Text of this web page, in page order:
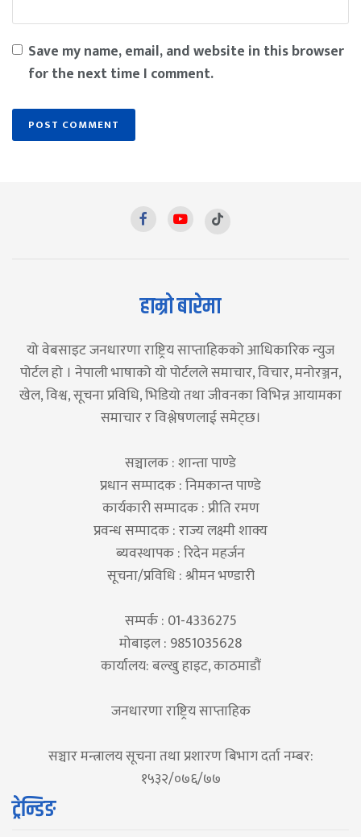
Save my name, email, and website in this browser
for the next time I comment.
हाम्रो बारेमा
यो वेबसाइट जनधारणा राष्ट्रिय साप्ताहिकको आधिकारिक न्युज
पोर्टल हो । नेपाली भाषाको यो पोर्टलले समाचार, विचार, मनोरञ्जन,
खेल, विश्व, सूचना प्रविधि, भिडियो तथा जीवनका विभिन्न आयामका
समाचार र विश्लेषणलाई समेट्छ।
सञ्चालक : शान्ता पाण्डे
प्रधान सम्पादक : निमकान्त पाण्डे
कार्यकारी सम्पादक : प्रीति रमण
प्रवन्ध सम्पादक : राज्य लक्ष्मी शाक्य
ब्यवस्थापक : रिदेन महर्जन
सूचना/प्रविधि : श्रीमन भण्डारी
सम्पर्क : 01-4336275
मोबाइल : 9851035628
कार्यालय: बल्खु हाइट, काठमाडौं
जनधारणा राष्ट्रिय साप्ताहिक
सञ्चार मन्त्रालय सूचना तथा प्रशारण बिभाग दर्ता नम्बर:
१५३२/०७६/७७
ट्रेन्डिङ